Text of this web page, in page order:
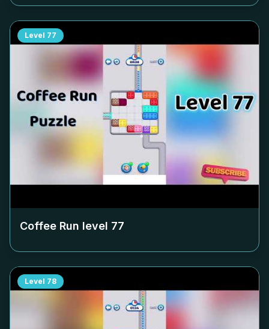
Level 77
Coffee Run level 77
Level 78